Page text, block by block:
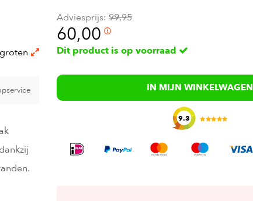
Adviesprijs: 99,95
60,00
Dit product is op voorraad
IN MIJN WINKELWAGEN
9.3